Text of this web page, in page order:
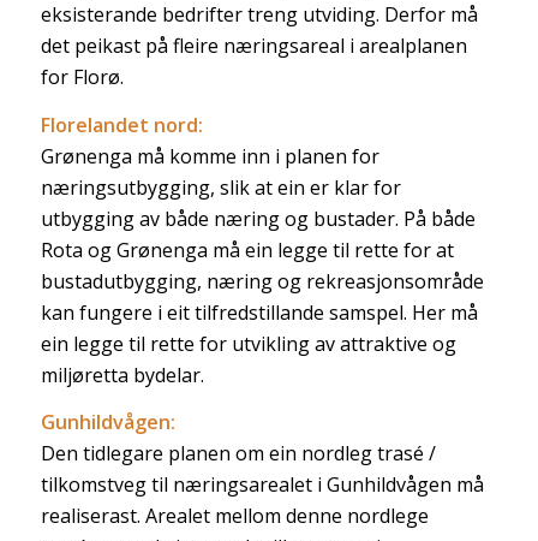
eksisterande bedrifter treng utviding. Derfor må
det peikast på fleire næringsareal i arealplanen
for Florø.
Florelandet nord:
Grønenga må komme inn i planen for
næringsutbygging, slik at ein er klar for
utbygging av både næring og bustader. På både
Rota og Grønenga må ein legge til rette for at
bustadutbygging, næring og rekreasjonsområde
kan fungere i eit tilfredstillande samspel. Her må
ein legge til rette for utvikling av attraktive og
miljøretta bydelar.
Gunhildvågen:
Den tidlegare planen om ein nordleg trasé /
tilkomstveg til næringsarealet i Gunhildvågen må
realiserast. Arealet mellom denne nordlege